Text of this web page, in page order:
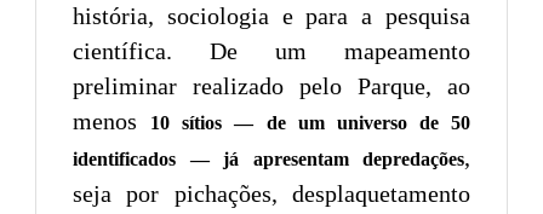
história, sociologia e para a pesquisa
científica. De um mapeamento
preliminar realizado pelo Parque, ao
menos
10 sítios — de um universo de 50
identificados — já apresentam depredações,
seja por pichações, desplaquetamento